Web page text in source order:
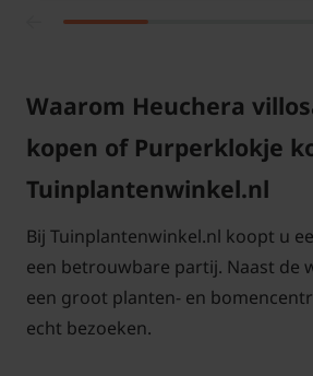
wortels te nat blijven en stimuleer
tijdens droge periodes, helpt om
topconditie te houden, maar zorg
Heuchera villosa ‘Chantilly’ is
zijn mooie groene blad het hele
Waarom Heuchera
kopen of Purperklokje
Tuinplantenwinkel.nl
Bij Tuinplantenwinkel.nl koopt u
een betrouwbare partij. Naast de
een groot planten- en
echt bezoeken.